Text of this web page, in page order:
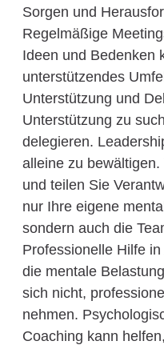
Sorgen und
Regelmäßige
Ideen und Bedenken
unterstützendes
Unterstützung und
Unterstützung zu
delegieren.
alleine zu
und teilen Sie
nur Ihre eigene
sondern auch die
Professionelle Hilfe
die mentale
sich nicht,
nehmen.
Coaching kann